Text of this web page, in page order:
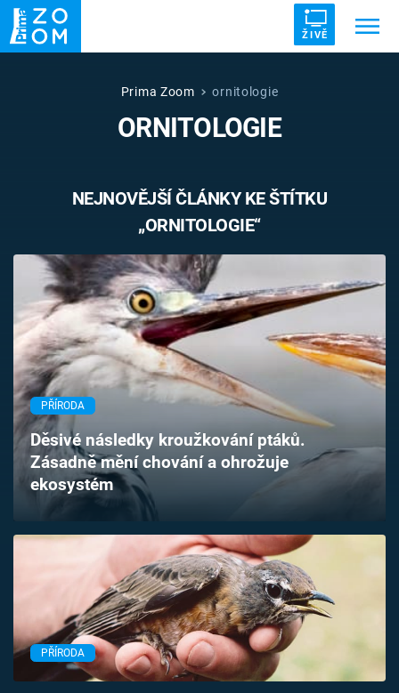
ŽIVĚ
UFO DRUHÁ SVĚTOVÁ VÁLKA
VETŘELCI DÁVNOVĚKU
Témata
Pořady
TV Program
Časopis
Sledujte prima+
Prima Zoom ornitologie
ORNITOLOGIE
NEJNOVĚJŠÍ ČLÁNKY KE ŠTÍTKU
„ORNITOLOGIE“
PŘÍRODA
Děsivé následky kroužkování ptáků.
Zásadně mění chování a ohrožuje
ekosystém
PŘÍRODA